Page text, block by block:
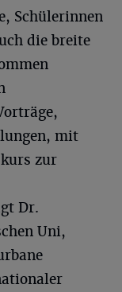
Schülerinnen
die breite
mit
zur
Dr.
Uni,